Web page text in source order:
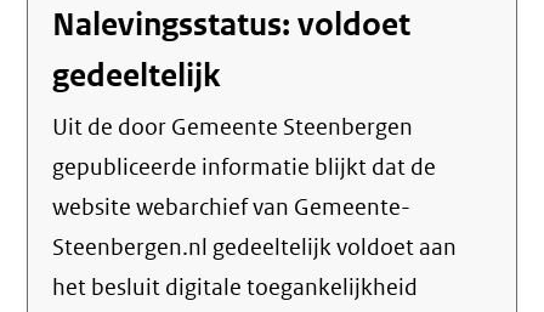
Nalevingsstatus: voldoet
gedeeltelijk
Uit de door Gemeente Steenbergen
gepubliceerde informatie blijkt dat de
website webarchief van Gemeente-
Steenbergen.nl gedeeltelijk voldoet aan
het besluit digitale toegankelijkheid